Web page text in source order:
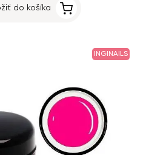
do košíka
INGINAILS